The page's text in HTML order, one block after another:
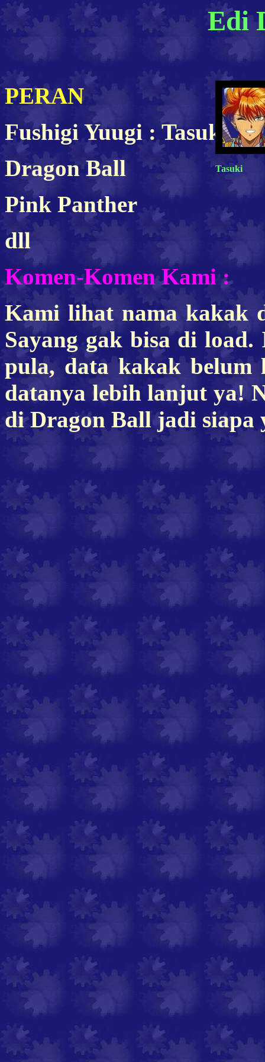
Tasuki
Edi
PERAN
Fushigi Yuugi : Tasuki,
Dragon Ball
Pink Panther
dll
Komen-Komen Kami :
Kami lihat nama kakak
Sayang gak bisa di
pula, data kakak belum
datanya lebih lanjut ya!
di Dragon Ball jadi siapa